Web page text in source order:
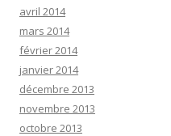
avril 2014
mars 2014
février 2014
janvier 2014
décembre 2013
novembre 2013
octobre 2013